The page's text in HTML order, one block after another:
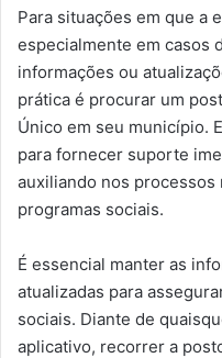
Para situações em que a
especialmente em casos
informações ou
prática é procurar um
Único em seu município.
para fornecer suporte
auxiliando nos processos
programas sociais.
É essencial manter as
atualizadas para
sociais. Diante de
aplicativo, recorrer a